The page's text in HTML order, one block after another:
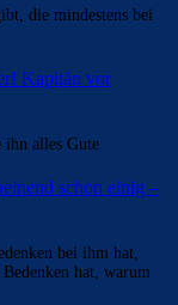
die mindestens bei
Kapitän vor
ihn alles Gute
schon einig –
bei ihm hat,
hat, warum